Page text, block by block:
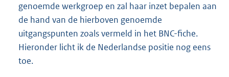
genoemde werkgroep en zal haar inzet bepalen aan
de hand van de hierboven genoemde
uitgangspunten zoals vermeld in het BNC-fiche.
Hieronder licht ik de Nederlandse positie nog eens
toe.